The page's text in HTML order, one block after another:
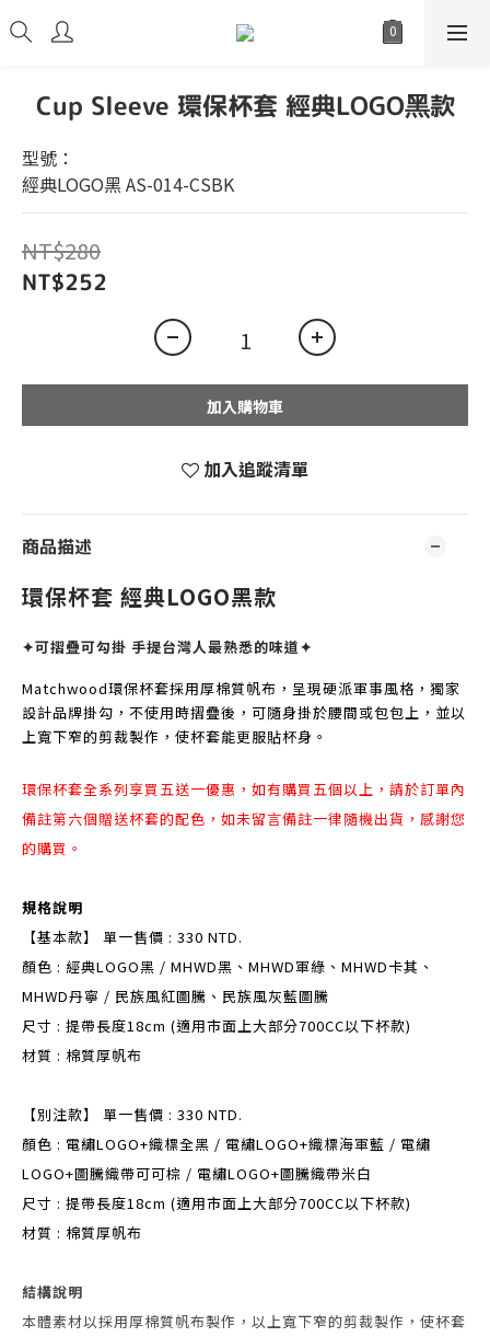
Cup Sleeve 環保杯套 經典LOGO黑款
型號：
經典LOGO黑 AS-014-CSBK
NT$280
NT$252
加入購物車
加入追蹤清單
商品描述
環保杯套 經典LOGO黑款
✦可摺疊可勾掛 手提台灣人最熟悉的味道✦
Matchwood環保杯套採用厚棉質帆布，呈現硬派軍事風格，獨家
設計品牌掛勾，不使用時摺疊後，可隨身掛於腰間或包包上，並以
上寬下窄的剪裁製作，使杯套能更服貼杯身。
環保杯套全系列享買五送一優惠，如有購買五個以上，請於訂單內
備註第六個贈送杯套的配色，如未留言備註一律隨機出貨，感謝您
的購買。
規格說明
【基本款】 單一售價 : 330 NTD.
顏色 : 經典LOGO黑 / MHWD黑、MHWD軍綠、MHWD卡其、
MHWD丹寧 / 民族風紅圖騰、 民族風灰藍圖騰
尺寸 : 提帶長度18cm (適用市面上大部分700CC以下杯款)
材質 : 棉質厚帆布
【別注款】 單一售價 : 330 NTD.
顏色 : 電繡LOGO+織標全黑 / 電繡LOGO+織標海軍藍 / 電繡
LOGO+圖騰織帶可可棕 / 電繡LOGO+圖騰織帶米白
尺寸 : 提帶長度18cm (適用市面上大部分700CC以下杯款)
材質 : 棉質厚帆布
結構說明
本體素材以採用厚棉質帆布製作，以上寬下窄的剪裁製作，使杯套